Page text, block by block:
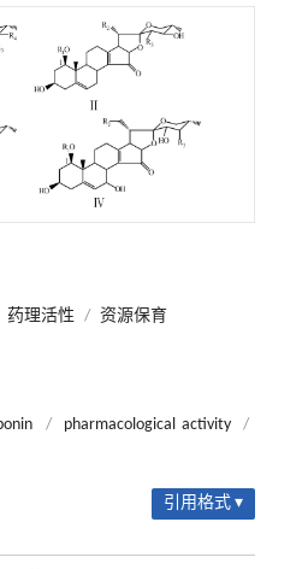
药理活性 / 资源保育
/ pharmacological activity
/
引用格式 ▾